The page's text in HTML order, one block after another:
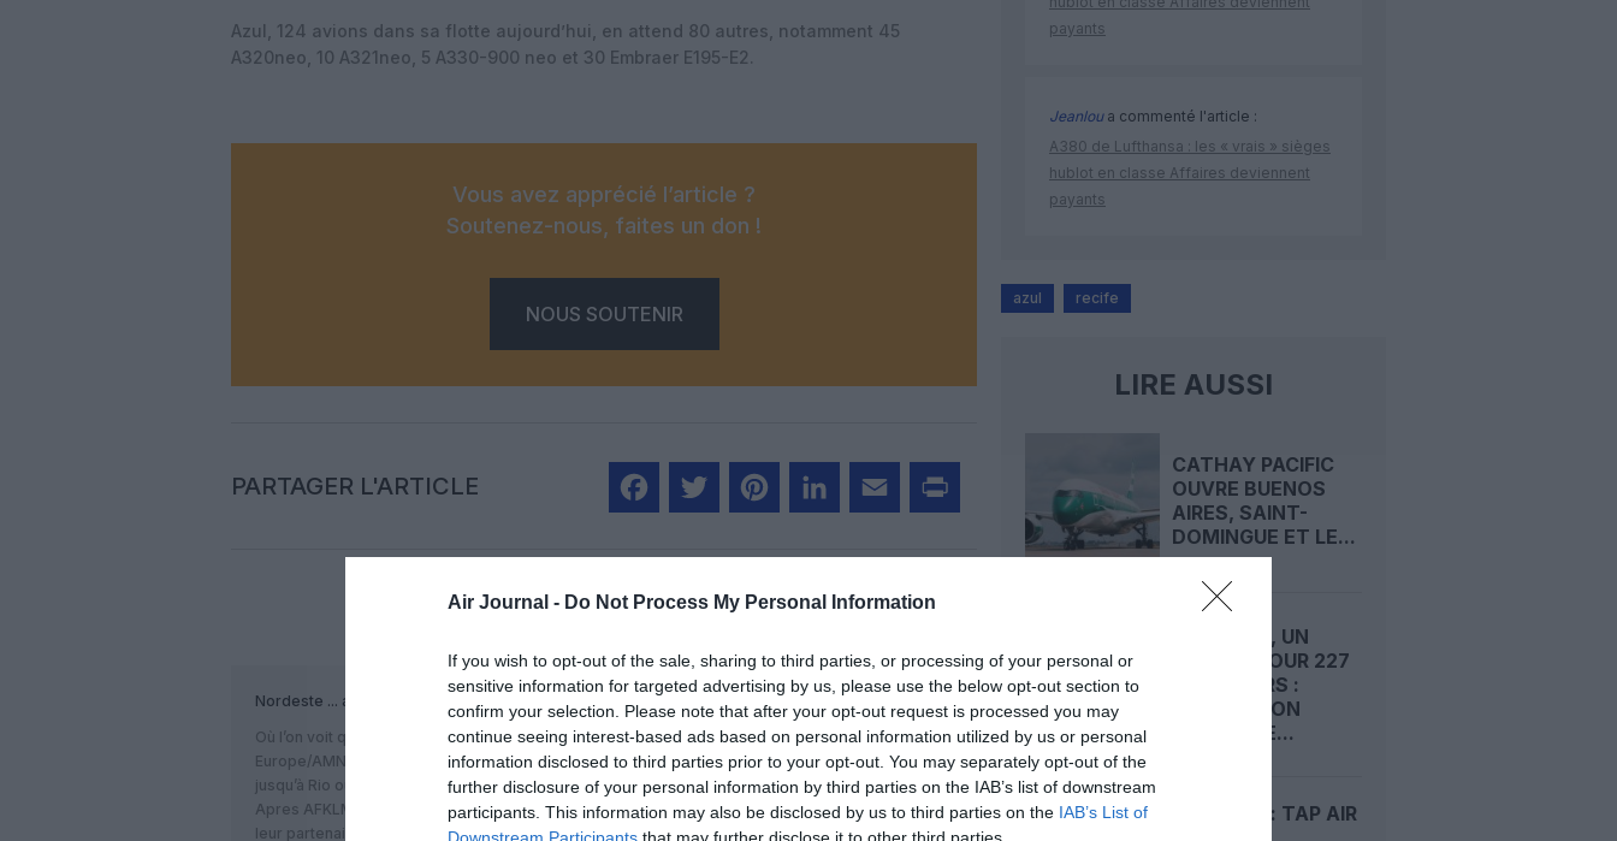
Air Journal - Do Not Process My Personal Information
If you wish to opt-out of the sale, sharing to third parties, or processing of your personal or
sensitive information for targeted advertising by us, please use the below opt-out section to
confirm your selection. Please note that after your opt-out request is processed you may
continue seeing interest-based ads based on personal information utilized by us or personal
information disclosed to third parties prior to your opt-out. You may separately opt-out of the
further disclosure of your personal information by third parties on the IAB’s list of downstream
participants. This information may also be disclosed by us to third parties on the IAB’s List of
Downstream Participants that may further disclose it to other third parties.
Azul, 124 avions dans sa flotte aujourd’hui, en attend 80 autres, notamment 45
A320neo, 10 A321neo, 5 A330-900 neo et 30 Embraer E195-E2.
Vous avez apprécié l’article ?
Soutenez-nous, faites un don !
NOUS SOUTENIR
PARTAGER L'ARTICLE
Nordeste ... a commenté :
14 octobre 2017 - 14 h 12 min
Où l’on voit que le Nordeste brésilien devient un incontournable des liaisons
Europe/AMN- Brésil…du moins si l’on veut éviter de voler 3/4heures plein sud
jusqu’à Rio ou Sao puis remonter 3/4 heures plein nord…
Apres AFKLM ( et Delta suit sous peu) qui ont annoncé conjointement avec GOL,
leur partenaire brésilien, la création d’une plateforme de correspondances à
payants
Jeanloua commenté l'article :
A380 de Lufthansa : les « vrais » sièges
hublot en classe Affaires deviennent
payants
azul recife
LIRE AUSSI
CATHAY PACIFIC
OUVRE BUENOS
AIRES, SAINT-
DOMINGUE ET LE...
AU BRÉSIL, UN
PROCÈS POUR 227
PASSAGERS :
L’EXCEPTION
MONDIALE...
ÉTÉ 2026 : TAP AIR